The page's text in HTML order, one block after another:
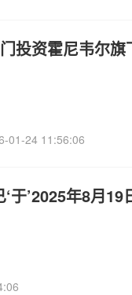
投资霍尼韦尔
01-24 11:56:06
于’2025年8月